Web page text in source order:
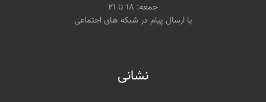
جمعه: ۱۸ تا ۲۱
یا ارسال پیام در شبکه های اجتماعی
نشانی